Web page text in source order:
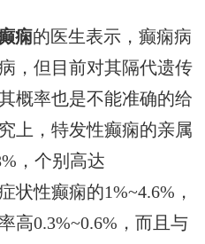
痫的医生表示，癫痫病
，但目前对其隔代遗传
概率也是不能准确的给
上，特发性癫痫的亲属
，个别高达
状性癫痫的1%~4.6%，
高0.3%~0.6%，而且与